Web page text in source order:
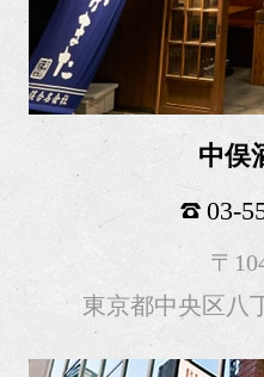
中俣
03-
〒
東京都中央区八